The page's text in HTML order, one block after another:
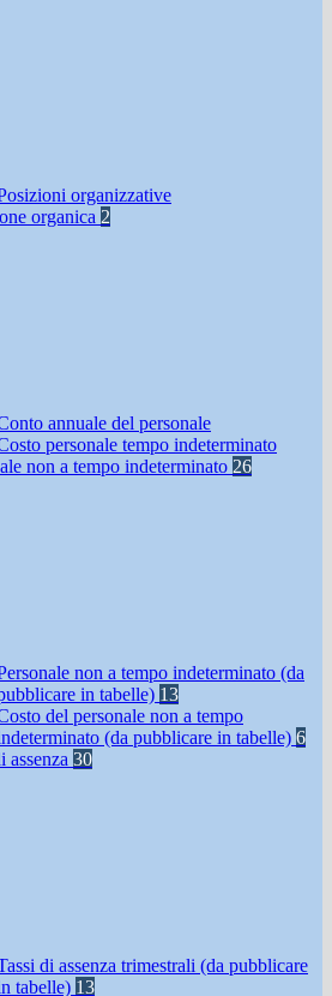
organizzative
organica 2
annuale del personale
personale tempo indeterminato
non a tempo indeterminato 26
non a tempo indeterminato (da
in tabelle) 13
del personale non a tempo
(da pubblicare in tabelle) 6
assenza 30
di assenza trimestrali (da pubblicare
tabelle) 13